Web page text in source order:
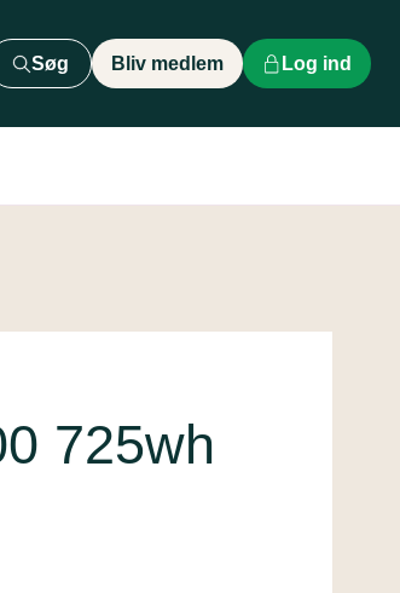
Søg Bliv medlem Log ind
725wh